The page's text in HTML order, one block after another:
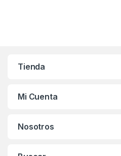
Tienda
Mi Cuenta
Nosotros